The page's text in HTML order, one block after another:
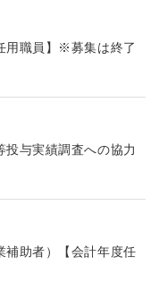
用職員】※募集は終了
投与実績調査への協力
補助者）【会計年度任